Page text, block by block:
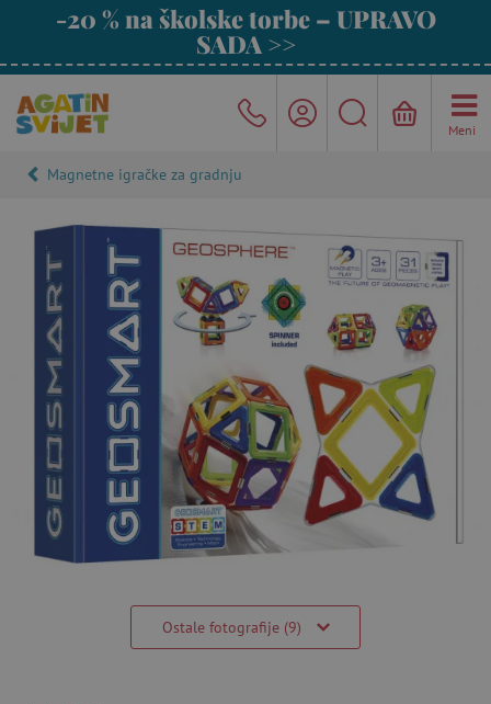
-20 % na školske torbe – UPRAVO
SADA >>
Meni
Magnetne igračke za gradnju
Ostale fotografije (9)